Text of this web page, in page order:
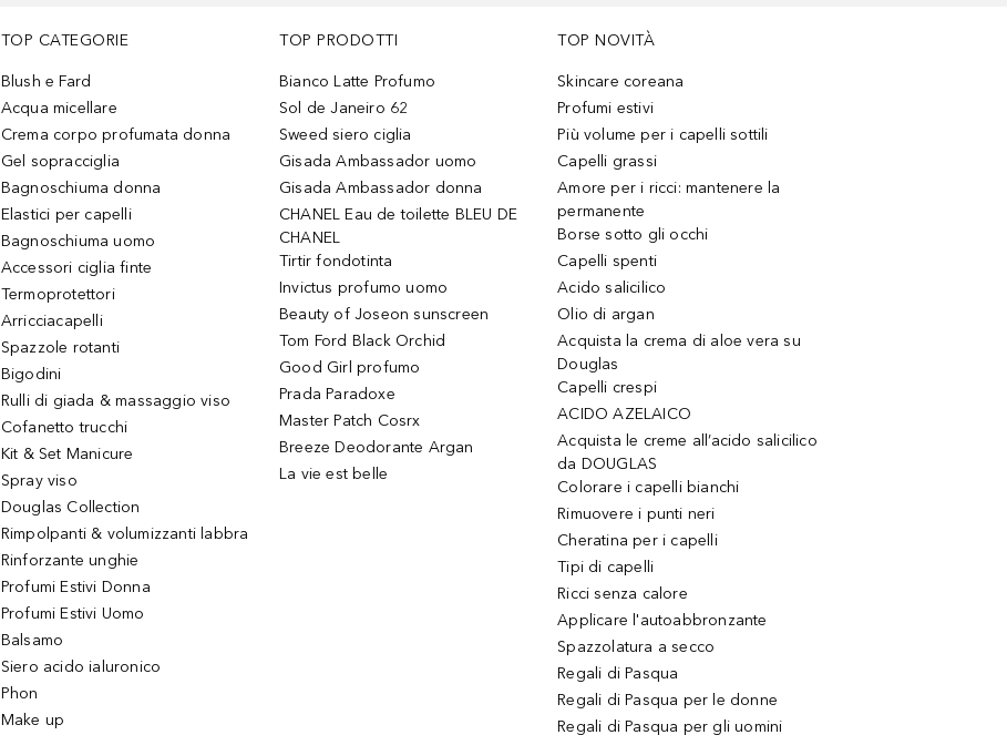
TOP CATEGORIE
Blush e Fard
Acqua micellare
Crema corpo profumata donna
Gel sopracciglia
Bagnoschiuma donna
Elastici per capelli
Bagnoschiuma uomo
Accessori ciglia finte
Termoprotettori
Arricciacapelli
Spazzole rotanti
Bigodini
Rulli di giada & massaggio viso
Cofanetto trucchi
Kit & Set Manicure
Spray viso
Douglas Collection
Rimpolpanti & volumizzanti labbra
Rinforzante unghie
Profumi Estivi Donna
Profumi Estivi Uomo
Balsamo
Siero acido ialuronico
Phon
Make up
TOP PRODOTTI
Bianco Latte Profumo
Sol de Janeiro 62
Sweed siero ciglia
Gisada Ambassador uomo
Gisada Ambassador donna
CHANEL Eau de toilette BLEU DE
CHANEL
Tirtir fondotinta
Invictus profumo uomo
Beauty of Joseon sunscreen
Tom Ford Black Orchid
Good Girl profumo
Prada Paradoxe
Master Patch Cosrx
Breeze Deodorante Argan
La vie est belle
TOP NOVITÀ
Skincare coreana
Profumi estivi
Più volume per i capelli sottili
Capelli grassi
Amore per i ricci: mantenere la
permanente
Borse sotto gli occhi
Capelli spenti
Acido salicilico
Olio di argan
Acquista la crema di aloe vera su
Douglas
Capelli crespi
ACIDO AZELAICO
Acquista le creme all’acido salicilico
da DOUGLAS
Colorare i capelli bianchi
Rimuovere i punti neri
Cheratina per i capelli
Tipi di capelli
Ricci senza calore
Applicare l'autoabbronzante
Spazzolatura a secco
Regali di Pasqua
Regali di Pasqua per le donne
Regali di Pasqua per gli uomini